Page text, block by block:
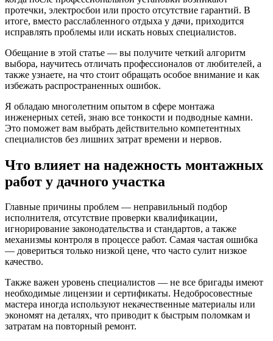
протечки, электросбои или просто отсутствие гарантий. В
итоге, вместо расслабленного отдыха у дачи, приходится
исправлять проблемы или искать новых специалистов.
Обещание в этой статье — вы получите четкий алгоритм
выбора, научитесь отличать профессионалов от любителей, а
также узнаете, на что стоит обращать особое внимание и как
избежать распространенных ошибок.
Я обладаю многолетним опытом в сфере монтажа
инженерных сетей, знаю все тонкости и подводные камни.
Это поможет вам выбрать действительно компетентных
специалистов без лишних затрат времени и нервов.
Что влияет на надежность монтажных
работ у дачного участка
Главные причины проблем — неправильный подбор
исполнителя, отсутствие проверки квалификации,
игнорирование законодательства и стандартов, а также
механизмы контроля в процессе работ. Самая частая ошибка
— довериться только низкой цене, что часто сулит низкое
качество.
Также важен уровень специалистов — не все бригады имеют
необходимые лицензии и сертификаты. Недобросовестные
мастера иногда используют некачественные материалы или
экономят на деталях, что приводит к быстрым поломкам и
затратам на повторный ремонт.